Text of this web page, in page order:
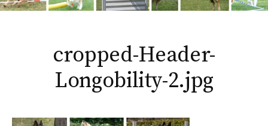
cropped-Header-
Longobility-2.jpg